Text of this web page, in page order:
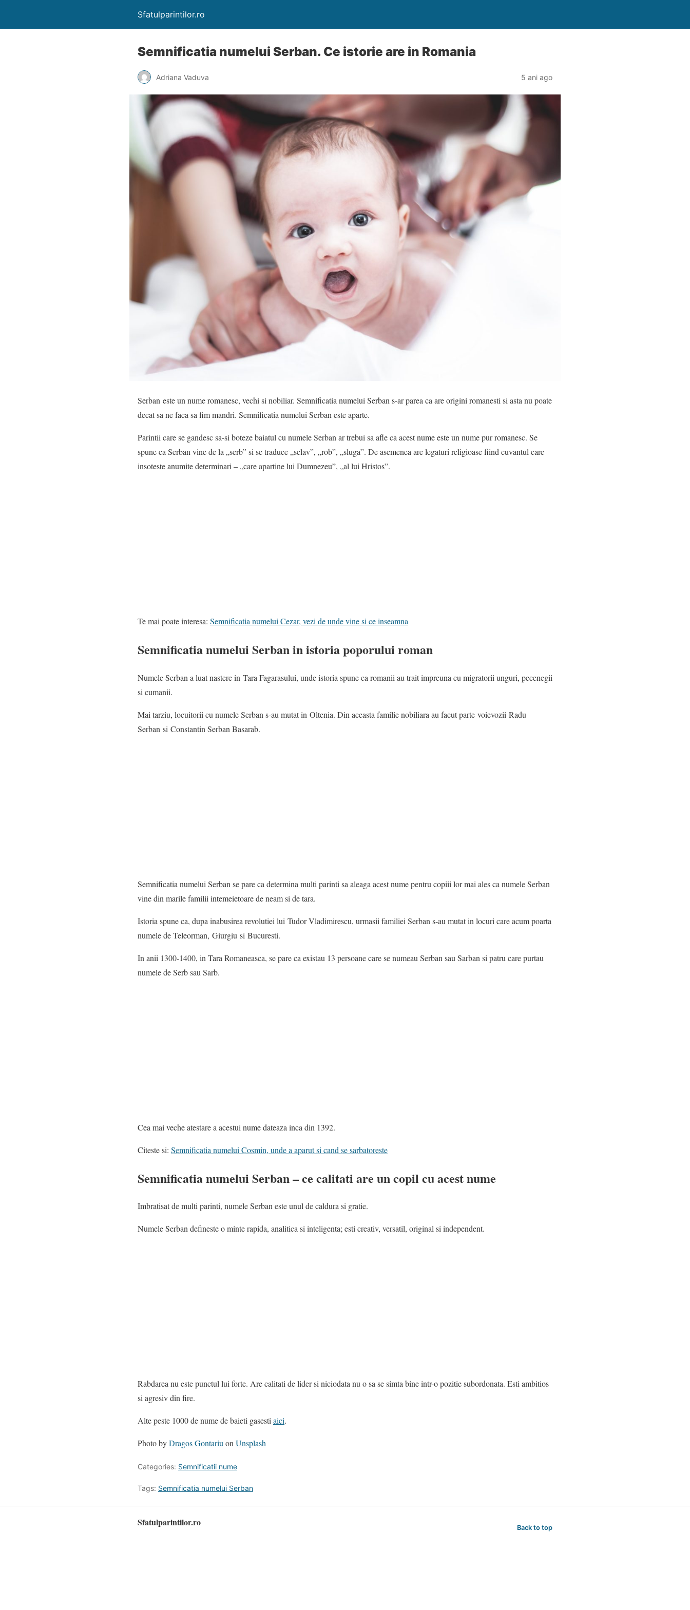
Sfatulparintilor.ro
Semnificatia numelui Serban. Ce istorie are in Romania
Adriana Vaduva 5 ani ago
Serban este un nume romanesc, vechi si nobiliar. Semnificatia numelui Serban s-ar parea ca are origini romanesti si asta nu poate
decat sa ne faca sa fim mandri. Semnificatia numelui Serban este aparte.
Parintii care se gandesc sa-si boteze baiatul cu numele Serban ar trebui sa afle ca acest nume este un nume pur romanesc. Se
spune ca Serban vine de la „serb” si se traduce „sclav”, „rob”, „sluga”. De asemenea are legaturi religioase fiind cuvantul care
insoteste anumite determinari – „care apartine lui Dumnezeu”, „al lui Hristos”.
Te mai poate interesa: Semnificatia numelui Cezar, vezi de unde vine si ce inseamna
Semnificatia numelui Serban in istoria poporului roman
Numele Serban a luat nastere in Tara Fagarasului, unde istoria spune ca romanii au trait impreuna cu migratorii unguri, pecenegii
si cumanii.
Mai tarziu, locuitorii cu numele Serban s-au mutat in Oltenia. Din aceasta familie nobiliara au facut parte voievozii Radu
Serban si Constantin Serban Basarab.
Semnificatia numelui Serban se pare ca determina multi parinti sa aleaga acest nume pentru copiii lor mai ales ca numele Serban
vine din marile familii intemeietoare de neam si de tara.
Istoria spune ca, dupa inabusirea revolutiei lui Tudor Vladimirescu, urmasii familiei Serban s-au mutat in locuri care acum poarta
numele de Teleorman, Giurgiu si Bucuresti.
In anii 1300-1400, in Tara Romaneasca, se pare ca existau 13 persoane care se numeau Serban sau Sarban si patru care purtau
numele de Serb sau Sarb.
Cea mai veche atestare a acestui nume dateaza inca din 1392.
Citeste si: Semnificatia numelui Cosmin, unde a aparut si cand se sarbatoreste
Semnificatia numelui Serban – ce calitati are un copil cu acest nume
Imbratisat de multi parinti, numele Serban este unul de caldura si gratie.
Numele Serban defineste o minte rapida, analitica si inteligenta; esti creativ, versatil, original si independent.
Rabdarea nu este punctul lui forte. Are calitati de lider si niciodata nu o sa se simta bine intr-o pozitie subordonata. Esti ambitios
si agresiv din fire.
Alte peste 1000 de nume de baieti gasestiaici.
Photo byDragos GontariuonUnsplash
Categories: Semnificatii nume
Tags: Semnificatia numelui Serban
Sfatulparintilor.ro Back to top